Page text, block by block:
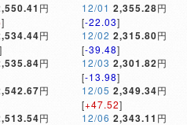
円
]
円
]
円
円
円
12/01 2,355.28円
[-22.03]
12/02 2,315.80円
[-39.48]
12/03 2,301.82円
[-13.98]
12/05 2,349.34円
[+47.52]
12/06 2,343.11 円